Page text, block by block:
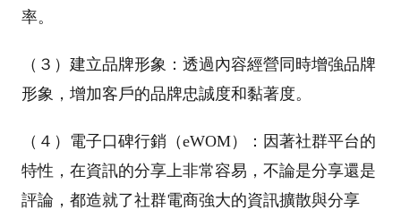
率。
（３）建立品牌形象：透過內容經營同時增強品牌
形象，增加客戶的品牌忠誠度和黏著度。
（４）電子口碑行銷（eWOM）：因著社群平台的
特性，在資訊的分享上非常容易，不論是分享還是
評論，都造就了社群電商強大的資訊擴散與分享